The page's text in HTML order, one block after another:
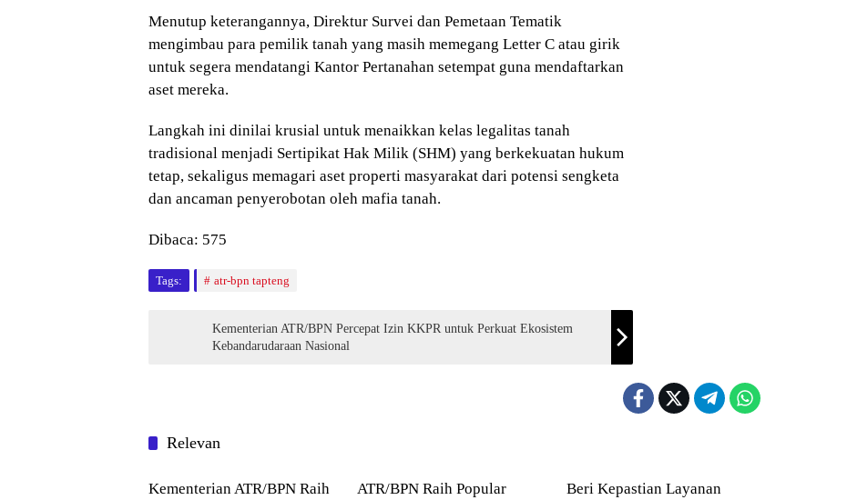
Menutup keterangannya, Direktur Survei dan Pemetaan Tematik
mengimbau para pemilik tanah yang masih memegang Letter C atau girik
untuk segera mendatangi Kantor Pertanahan setempat guna mendaftarkan
aset mereka.
Langkah ini dinilai krusial untuk menaikkan kelas legalitas tanah
tradisional menjadi Sertipikat Hak Milik (SHM) yang berkekuatan hukum
tetap, sekaligus memagari aset properti masyarakat dari potensi sengketa
dan ancaman penyerobotan oleh mafia tanah.
Dibaca: 575
Tags: atr-bpn tapteng
Kementerian ATR/BPN Percepat Izin KKPR untuk Perkuat Ekosistem
Kebandarudaraan Nasional
Relevan
Agraria
Kementerian ATR/BPN Raih
ATR/BPN Raih Popular
Beri Kepastian Layanan